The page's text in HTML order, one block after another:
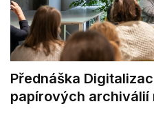
Přednáška
papírových archiválií